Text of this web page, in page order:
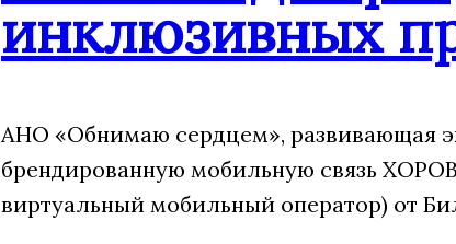
инклюзивных
АНО «Обнимаю сердцем», развивающая
брендированную мобильную связь
виртуальный мобильный оператор) от